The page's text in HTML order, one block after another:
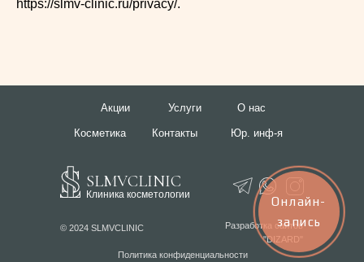
https://slmv-clinic.ru/privacy/.
Услуги О нас
SLMVCLINIC
Клиника косметологии
Юр. инф-я
Косметика Контакты
© 2024 SLMVCLINIC
Политика конфиденциальности
Разработка сайтов
"DIZARD"
Акции
Онлайн-
запись